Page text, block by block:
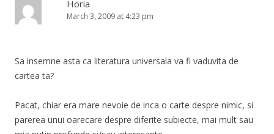
Horia
March 3, 2009 at 4:23 pm
Sa insemne asta ca literatura universala va fi vaduvita de
cartea ta?
Pacat, chiar era mare nevoie de inca o carte despre nimic, si
parerea unui oarecare despre diferite subiecte, mai mult sau